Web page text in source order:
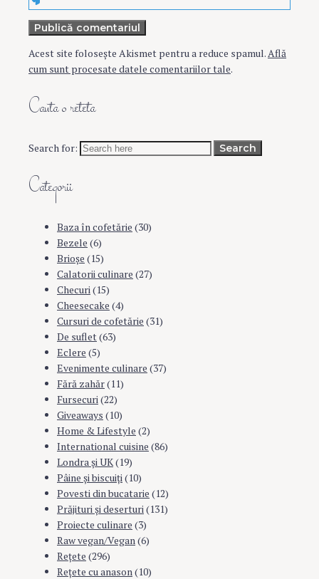
Publică comentariul
Acest site folosește Akismet pentru a reduce spamul.Află
cum sunt procesate datele comentariilor tale.
Cauta o reteta
Search for: Search
Categorii
Baza în cofetărie (30)
Bezele (6)
Brioşe (15)
Calatorii culinare (27)
Checuri (15)
Cheesecake (4)
Cursuri de cofetărie (31)
De suflet (63)
Eclere (5)
Evenimente culinare (37)
Fără zahăr(11)
Fursecuri (22)
Giveaways (10)
Home & Lifestyle (2)
International cuisine (86)
Londra şi UK(19)
Pâine şi biscuiţi (10)
Povesti din bucatarie (12)
Prăjituri şi deserturi (131)
Proiecte culinare (3)
Raw vegan/Vegan (6)
Rețete (296)
Reţete cu anason (10)